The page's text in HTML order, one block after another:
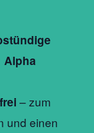
Alpha
– zum
und einen